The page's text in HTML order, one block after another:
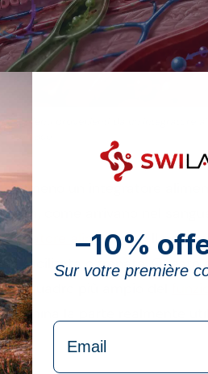
nutrienti provenienti da un integratore
almeno un integratore
come arrivano nel
alimentare? Il
facilitata o frenata.
quadro più ampio del
la parte realmente
–10%
Sur votre première
formulaire Email